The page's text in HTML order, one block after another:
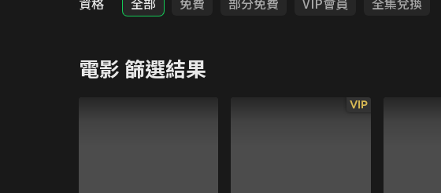
電影 篩選結果
VIP